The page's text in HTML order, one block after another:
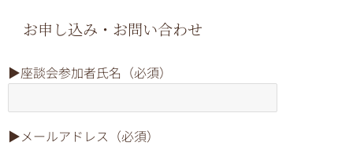
お申し込み・お問い合わせ
▶︎座談会参加者氏名（必須）
▶︎メールアドレス（必須）